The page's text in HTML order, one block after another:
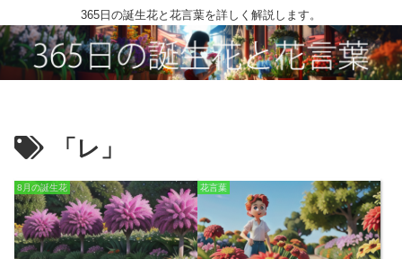
365日の誕生花と花言葉を詳しく解説します。
「レ」
8月の誕生花 花言葉